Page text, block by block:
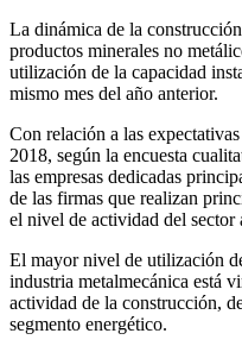
La dinámica de la
productos minerales no
utilización de la capacidad
mismo mes del año anterior.
Con relación a las
2018, según la encuesta
las empresas dedicadas
de las firmas que realizan
el nivel de actividad del sector
El mayor nivel de utilización
industria metalmecánica está
actividad de la construcción,
segmento energético.